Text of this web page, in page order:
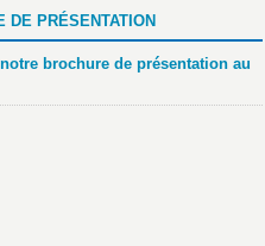
DE PRÉSENTATION
brochure de présentation au